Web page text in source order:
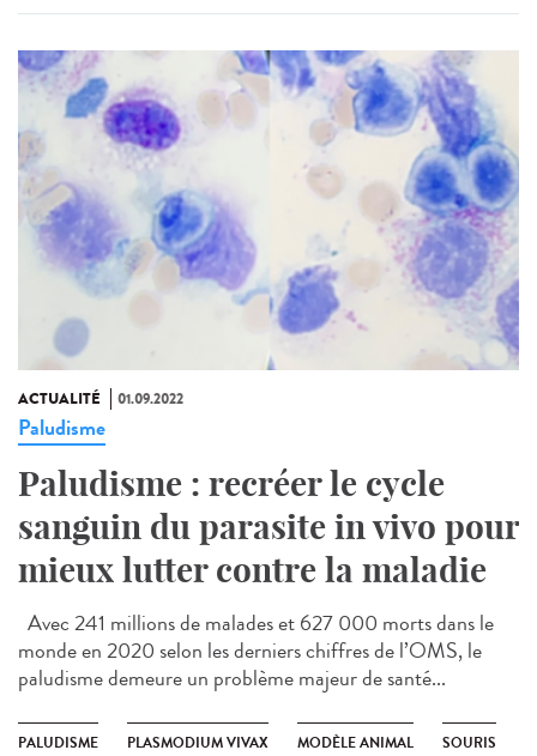
ACTUALITÉ 01.09.2022
Paludisme
Paludisme : recréer le cycle
sanguin du parasite in vivo pour
mieux lutter contre la maladie
Avec 241 millions de malades et 627 000 morts dans le
monde en 2020 selon les derniers chiffres de l’OMS, le
paludisme demeure un problème majeur de santé...
PALUDISME PLASMODIUM VIVAX MODÈLE ANIMAL SOURIS